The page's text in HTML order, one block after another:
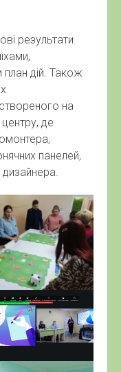
результати
план дій. Також
на
де
панелей,